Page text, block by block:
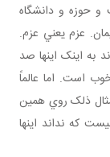
حوزه و دانشگاه
عزم يعني عزم.
به اينک اينها صد
است. اما عالماً
ذلک روي همين
که نداند اينها